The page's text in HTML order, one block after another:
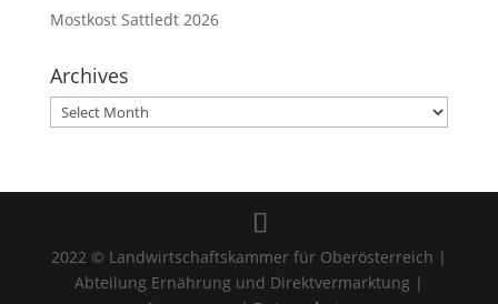
Mostkost Sattledt 2026
Archives
Archives
2022 © Landwirtschaftskammer für Oberösterreich |
Abteilung Ernährung und Direktvermarktung |